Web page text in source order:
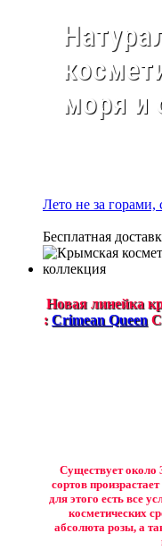
моря и
Лето не за
Бесплатная
Новая линейка
: Crimean Queen
Существует около
сортов
для этого есть все
косметических
абсолюта розы, а